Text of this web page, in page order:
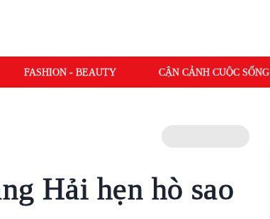
FASHION - BEAUTY CẬN CẢNH CUỘC SỐNG
Hải hẹn hò sao